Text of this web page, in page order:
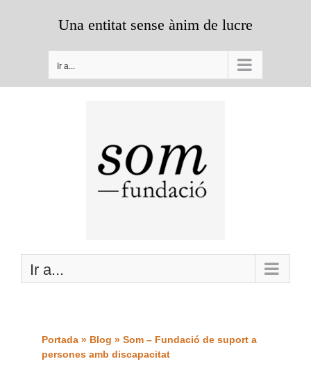
contenido
Una entitat sense ànim de lucre
Ir a...
Ir a...
Portada» Blog » Som – Fundació de suport a
persones amb discapacitat